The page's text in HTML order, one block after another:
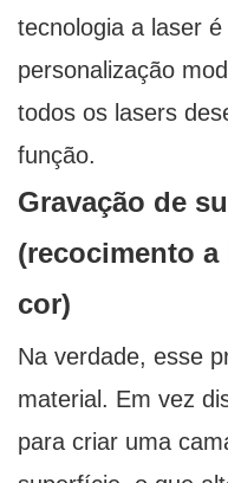
tecnologia a laser
personalização
todos os lasers
função.
Gravação de
(recocimento a
cor)
Na verdade, esse
material. Em vez
para criar uma